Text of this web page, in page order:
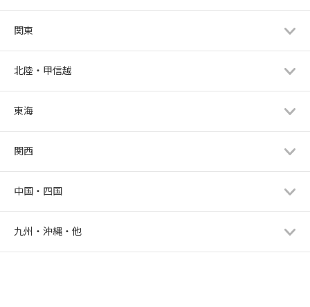
関東
北陸・甲信越
東海
関西
中国・四国
九州・沖縄・他